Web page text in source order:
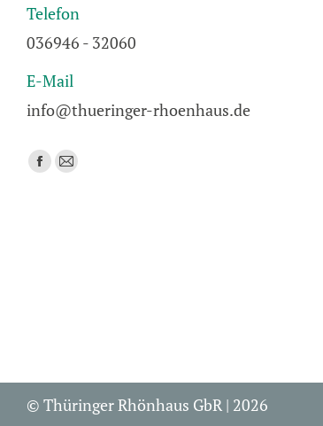
Telefon
036946 - 32060
E-Mail
info@thueringer-rhoenhaus.de
Finden Sie uns auf:
Facebook
E-
© Thüringer Rhönhaus GbR | 2026